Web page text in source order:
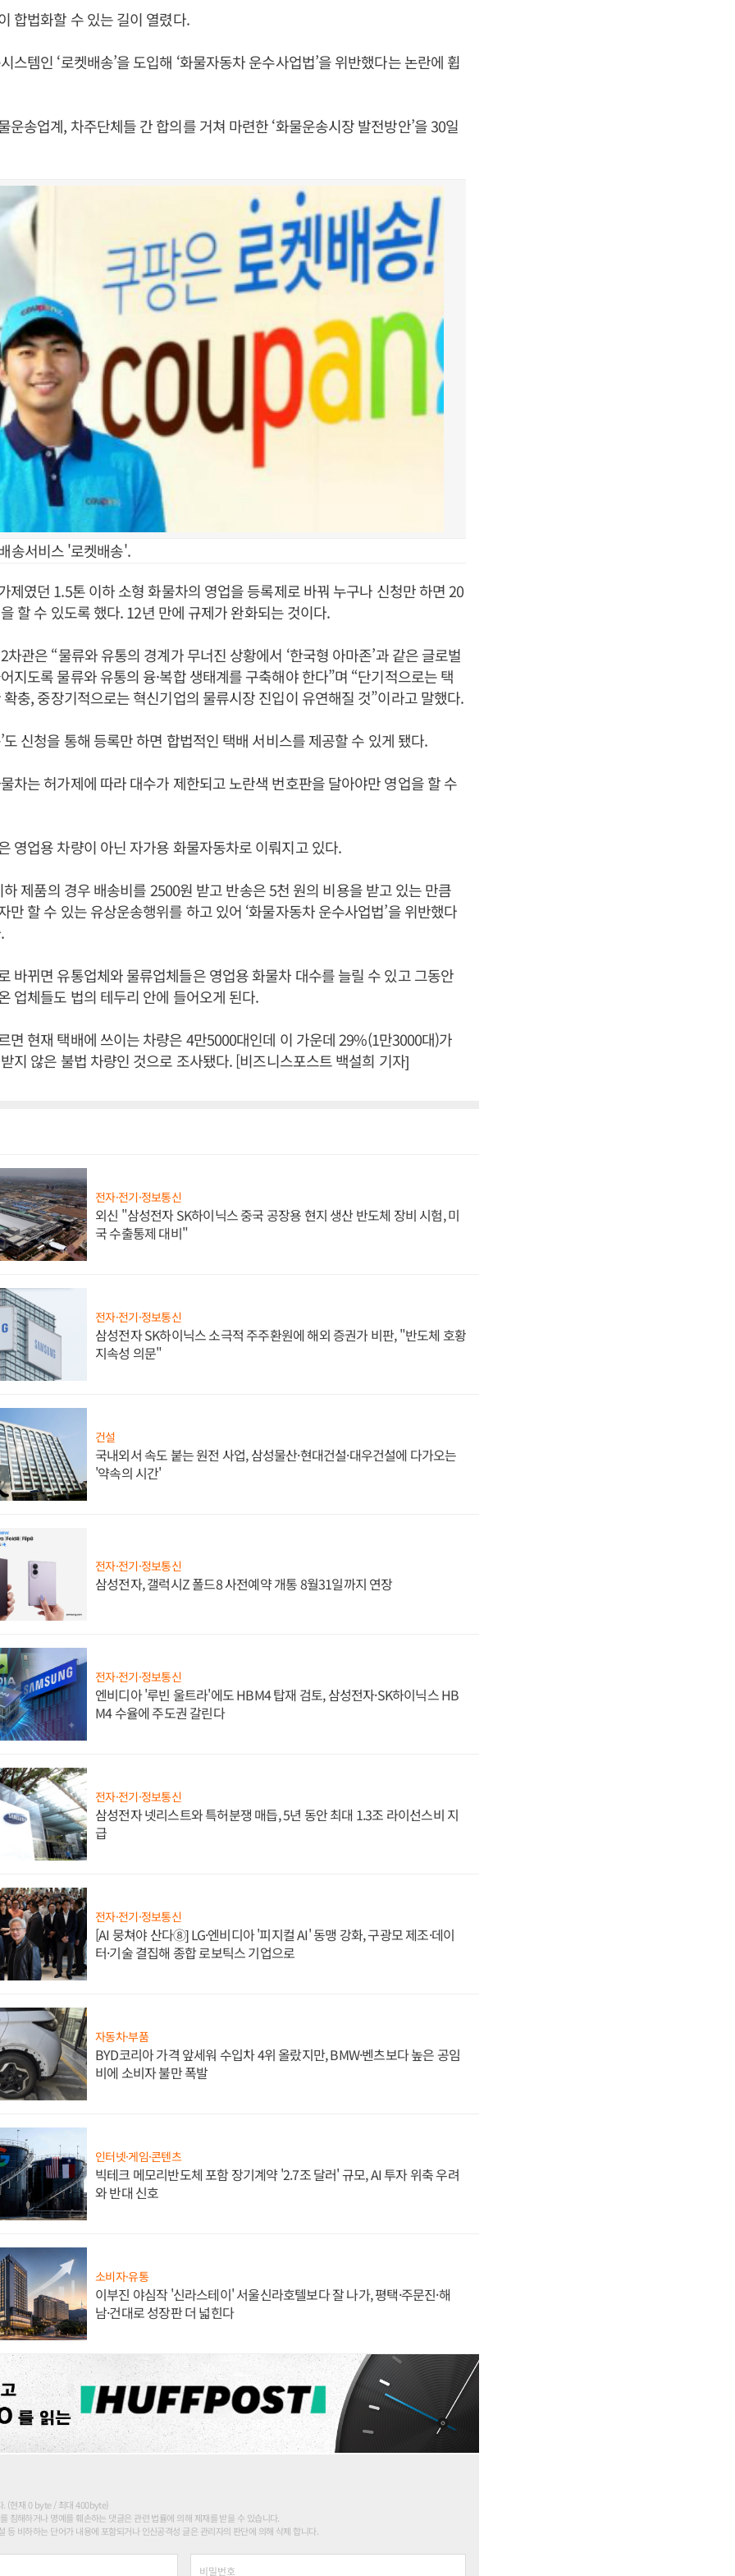
합법화할 수 있는 길이 열렸다.
스템인 ‘로켓배송’을 도입해 ‘화물자동차 운수사업법’을 위반했다는 논란에 휩
운송업계, 차주단체들 간 합의를 거쳐 마련한 ‘화물운송시장 발전방안’을 30일
송서비스 '로켓배송'.
제였던 1.5톤 이하 소형 화물차의 영업을 등록제로 바꿔 누구나 신청만 하면 20
할 수 있도록 했다. 12년 만에 규제가 완화되는 것이다.
차관은 “물류와 유통의 경계가 무너진 상황에서 ‘한국형 아마존’과 같은 글로벌
지도록 물류와 유통의 융·복합 생태계를 구축해야 한다”며 “단기적으로는 택
충, 중장기적으로는 혁신기업의 물류시장 진입이 유연해질 것”이라고 말했다.
도 신청을 통해 등록만 하면 합법적인 택배 서비스를 제공할 수 있게 됐다.
차는 허가제에 따라 대수가 제한되고 노란색 번호판을 달아야만 영업을 할 수
영업용 차량이 아닌 자가용 화물자동차로 이뤄지고 있다.
제품의 경우 배송비를 2500원 받고 반송은 5천 원의 비용을 받고 있는 만큼
만 할 수 있는 유상운송행위를 하고 있어 ‘화물자동차 운수사업법’을 위반했다
바뀌면 유통업체와 물류업체들은 영업용 화물차 대수를 늘릴 수 있고 그동안
업체들도 법의 테두리 안에 들어오게 된다.
면 현재 택배에 쓰이는 차량은 4만5000대인데 이 가운데 29%(1만3000대)가
지 않은 불법 차량인 것으로 조사됐다. [비즈니스포스트 백설희 기자]
전자·전기·정보통신
외신 "삼성전자 SK하이닉스 중국 공장용 현지 생산 반도체 장비 시험, 미
국 수출통제 대비"
전자·전기·정보통신
삼성전자 SK하이닉스 소극적 주주환원에 해외 증권가 비판, "반도체 호황
지속성 의문"
건설
국내외서 속도 붙는 원전 사업, 삼성물산·현대건설·대우건설에 다가오는
'약속의 시간'
전자·전기·정보통신
삼성전자, 갤럭시Z 폴드8 사전예약 개통 8월31일까지 연장
전자·전기·정보통신
엔비디아 '루빈 울트라'에도 HBM4 탑재 검토, 삼성전자·SK하이닉스 HB
M4 수율에 주도권 갈린다
전자·전기·정보통신
삼성전자 넷리스트와 특허분쟁 매듭, 5년 동안 최대 1.3조 라이선스비 지
급
전자·전기·정보통신
[AI 뭉쳐야 산다⑧] LG·엔비디아 '피지컬 AI' 동맹 강화, 구광모 제조·데이
터·기술 결집해 종합 로보틱스 기업으로
자동차·부품
BYD코리아 가격 앞세워 수입차 4위 올랐지만, BMW·벤츠보다 높은 공임
비에 소비자 불만 폭발
인터넷·게임·콘텐츠
빅테크 메모리반도체 포함 장기계약 '2.7조 달러' 규모, AI 투자 위축 우려
와 반대 신호
소비자·유통
이부진 야심작 '신라스테이' 서울신라호텔보다 잘 나가, 평택·주문진·해
남·건대로 성장판 더 넓힌다
. (현재 0 byte / 최대 400byte)
침해하거나 명예를 훼손하는 댓글은 관련 법률에 의해 제재를 받을 수 있습니다.
등 비하하는 단어가 내용에 포함되거나 인신공격성 글은 관리자의 판단에 의해 삭제 합니다.